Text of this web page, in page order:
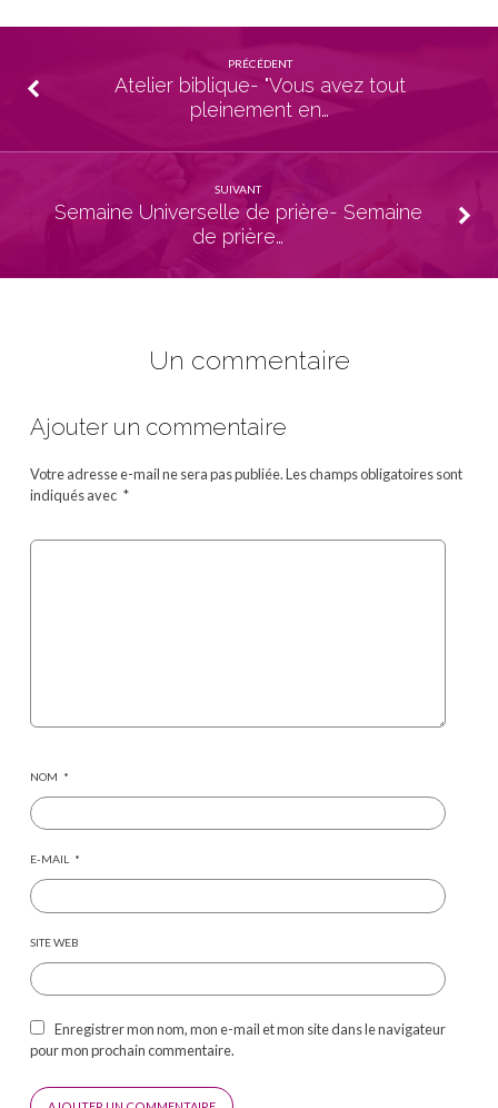
PRÉCÉDENT
Atelier biblique- "Vous avez tout
pleinement en…
SUIVANT
Semaine Universelle de prière- Semaine
de prière…
Un commentaire
Ajouter un commentaire
Votre adresse e-mail ne sera pas publiée.Les champs obligatoires sont
indiqués avec *
NOM *
E-MAIL *
SITE WEB
Enregistrer mon nom, mon e-mail et mon site dans le navigateur
pour mon prochain commentaire.